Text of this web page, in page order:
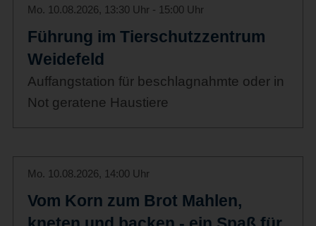
Mo. 10.08.2026, 13:30 Uhr - 15:00 Uhr
Führung im Tierschutzzentrum
Weidefeld
Auffangstation für beschlagnahmte oder in
Not geratene Haustiere
Mo. 10.08.2026, 14:00 Uhr
Vom Korn zum Brot Mahlen,